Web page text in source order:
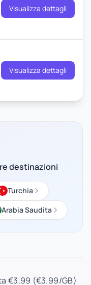
Visualizza dettagli
Visualizza dettagli
destinazioni
Turchia
Arabia Saudita
€3.99 (€3.99/GB)